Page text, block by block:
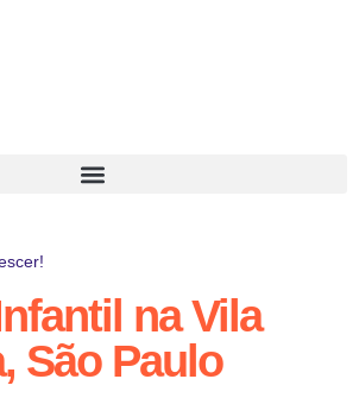
na Vila
São Paulo